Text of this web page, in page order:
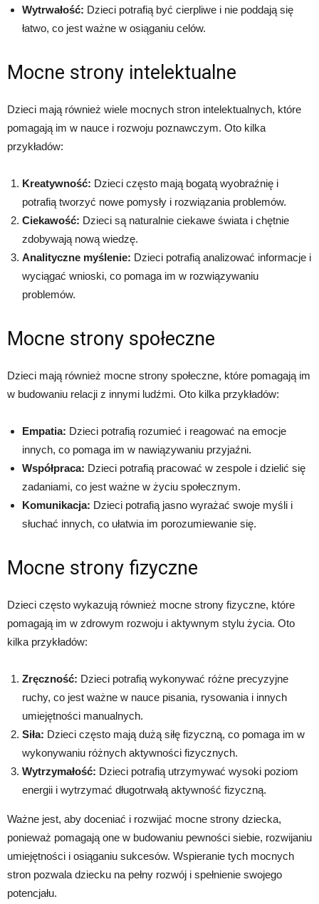
Wytrwałość: Dzieci potrafią być cierpliwe i nie poddają się
łatwo, co jest ważne w osiąganiu celów.
Mocne strony intelektualne
Dzieci mają również wiele mocnych stron intelektualnych, które
pomagają im w nauce i rozwoju poznawczym. Oto kilka
przykładów:
Kreatywność: Dzieci często mają bogatą wyobraźnię i
potrafią tworzyć nowe pomysły i rozwiązania problemów.
Ciekawość: Dzieci są naturalnie ciekawe świata i chętnie
zdobywają nową wiedzę.
Analityczne myślenie: Dzieci potrafią analizować informacje i
wyciągać wnioski, co pomaga im w rozwiązywaniu
problemów.
Mocne strony społeczne
Dzieci mają również mocne strony społeczne, które pomagają im
w budowaniu relacji z innymi ludźmi. Oto kilka przykładów:
Empatia: Dzieci potrafią rozumieć i reagować na emocje
innych, co pomaga im w nawiązywaniu przyjaźni.
Współpraca: Dzieci potrafią pracować w zespole i dzielić się
zadaniami, co jest ważne w życiu społecznym.
Komunikacja: Dzieci potrafią jasno wyrażać swoje myśli i
słuchać innych, co ułatwia im porozumiewanie się.
Mocne strony fizyczne
Dzieci często wykazują również mocne strony fizyczne, które
pomagają im w zdrowym rozwoju i aktywnym stylu życia. Oto
kilka przykładów:
Zręczność: Dzieci potrafią wykonywać różne precyzyjne
ruchy, co jest ważne w nauce pisania, rysowania i innych
umiejętności manualnych.
Siła: Dzieci często mają dużą siłę fizyczną, co pomaga im w
wykonywaniu różnych aktywności fizycznych.
Wytrzymałość: Dzieci potrafią utrzymywać wysoki poziom
energii i wytrzymać długotrwałą aktywność fizyczną.
Ważne jest, aby doceniać i rozwijać mocne strony dziecka,
ponieważ pomagają one w budowaniu pewności siebie, rozwijaniu
umiejętności i osiąganiu sukcesów. Wspieranie tych mocnych
stron pozwala dziecku na pełny rozwój i spełnienie swojego
potencjału.